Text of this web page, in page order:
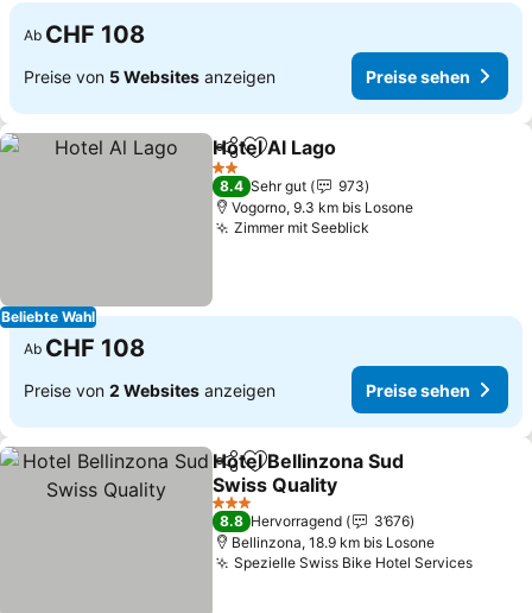
Ab CHF 108
Preise von 5 Websites anzeigen Preise sehen
Beliebte Wahl
TeilenZu Favoriten hinzufügen
Hotel Al Lago
2 Sterne
8.4 Sehr gut
973
Vogorno, 9.3 km bis Losone
Zimmer mit Seeblick
Ab CHF 108
Preise von 2 Websites anzeigen Preise sehen
TeilenZu Favoriten hinzufügen
Hotel Bellinzona Sud
Swiss Quality
3 Sterne
8.8 Hervorragend
3’676
Bellinzona, 18.9 km bis Losone
Spezielle Swiss Bike Hotel Services